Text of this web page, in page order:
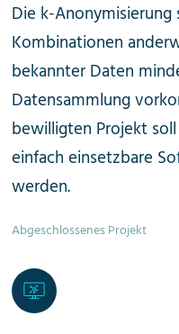
Die k-
Kombinationen
bekannter Daten
Datensammlung
bewilligten Projekt
einfach einsetzbare
werden.
Abgeschlossenes Projekt